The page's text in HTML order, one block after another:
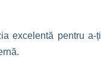
excelentă pentru a-ți